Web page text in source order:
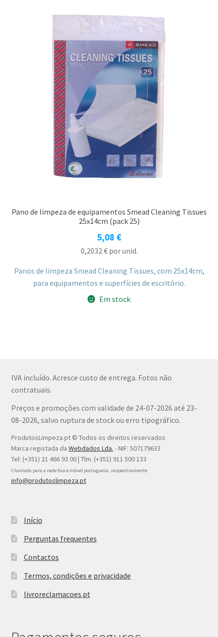
Pano de limpeza de equipamentos Smead Cleaning Tissues
25x14cm (pack 25)
5,08 €
0,2032€por unid.
Panos de limpeza Smead Cleaning Tissues, com 25x14cm,
para equipamentos e superfícies de escritório.
Em stock
IVA incluído. Acresce custo de entrega. Fotos não
contratuais.
Preços e promoções com validade de 24-07-2026 até 23-
08-2026, salvo ruptura de stock ou erro tipográfico.
ProdutosLimpeza.pt © Todos os direitos reservados
Marca registada da Webdados Lda. - NIF: 507179633
Tel: (+351) 21 466 93 00 | Tlm. (+351) 911 500 133
Chamada para a rede fixa e móvel portuguesa, respectivamente
info@produtoslimpeza.pt
Início
Perguntas frequentes
Contactos
Termos, condições e privacidade
livroreclamacoes.pt